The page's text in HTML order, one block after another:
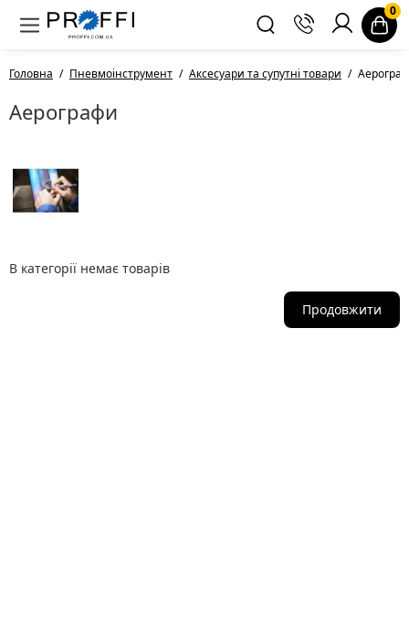
0
Головна Пневмоінструмент Аксесуари та супутні товари
Аерографи
В категорії немає товарів
Продовжити